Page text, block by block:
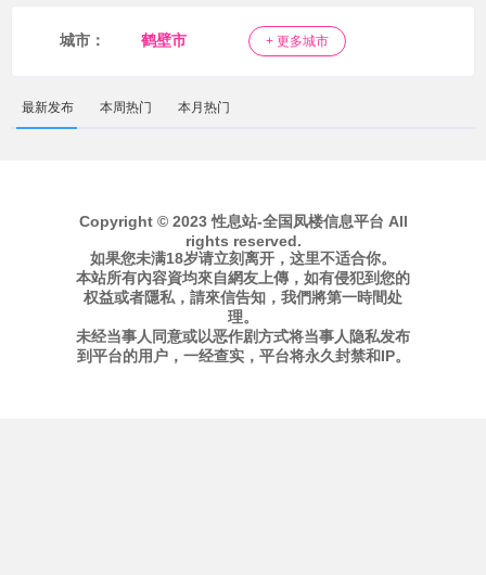
城市： 鹤壁市 + 更多城市
最新发布 本周热门 本月热门
Copyright © 2023 性息站-全国凤楼信息平台 All
rights reserved.
如果您未满18岁请立刻离开，这里不适合你。
本站所有內容資均來自網友上傳，如有侵犯到您的
权益或者隱私，請來信告知，我們將第一時間处
理。
未经当事人同意或以恶作剧方式将当事人隐私发布
到平台的用户，一经查实，平台将永久封禁和IP。